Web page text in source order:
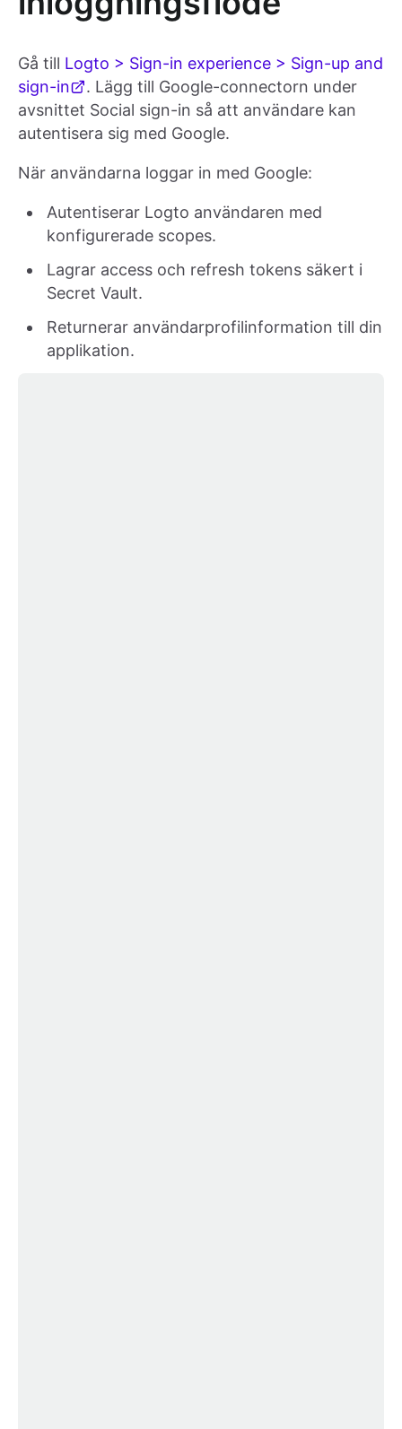
Gå till Logto > Sign-in experience > Sign-up and
sign-in
. Lägg till Google-connectorn under
avsnittet Social sign-in så att användare kan
autentisera sig med Google.
När användarna loggar in med Google:
Autentiserar Logto användaren med
konfigurerade scopes.
Lagrar access och refresh tokens säkert i
Secret Vault.
Returnerar användarprofilinformation till din
applikation.